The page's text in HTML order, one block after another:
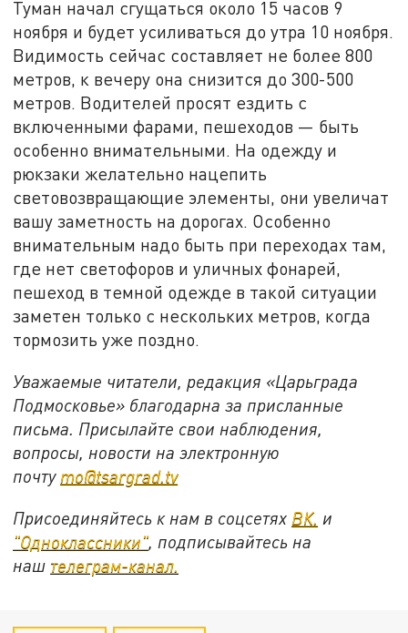
Туман начал сгущаться около 15 часов 9
ноября и будет усиливаться до утра 10 ноября.
Видимость сейчас составляет не более 800
метров, к вечеру она снизится до 300-500
метров. Водителей просят ездить с
включенными фарами, пешеходов — быть
особенно внимательными. На одежду и
рюкзаки желательно нацепить
световозвращающие элементы, они увеличат
вашу заметность на дорогах. Особенно
внимательным надо быть при переходах там,
где нет светофоров и уличных фонарей,
пешеход в темной одежде в такой ситуации
заметен только с нескольких метров, когда
тормозить уже поздно.
Уважаемые читатели, редакция «Царьграда
Подмосковье» благодарна за присланные
письма. Присылайте свои наблюдения,
вопросы, новости на электронную
почту mo@tsargrad.tv
Присоединяйтесь к нам в соцсетях ВК. и
"Одноклассники", подписывайтесь на
наш телеграм-канал.